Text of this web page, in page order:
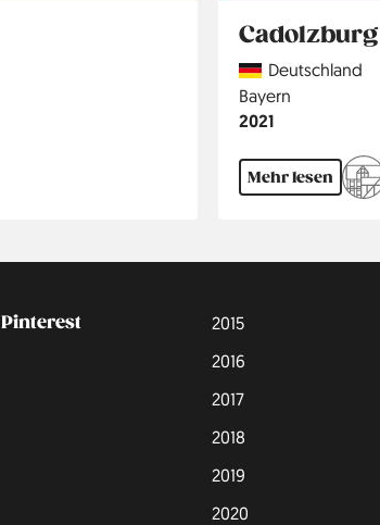
Cadolzburg
CountryDeutschland
Region
Bayern
Jahr
2021
Mehr lesen
Social
Pinterest
2015
2016
2017
2018
2019
2020